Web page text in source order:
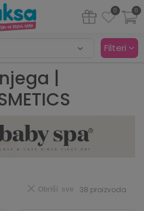
0
0
|
Filteri
38 proizvoda
Obriši sve